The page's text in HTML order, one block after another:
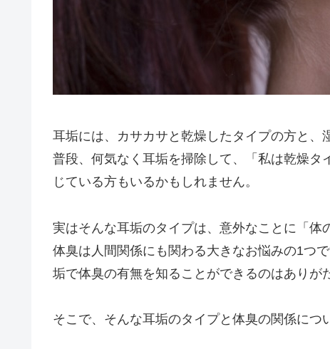
耳垢には、カサカサと乾燥したタイプの方と、
普段、何気なく耳垢を掃除して、「私は乾燥
じている方もいるかもしれません。
実はそんな耳垢のタイプは、意外なことに「体
体臭は人間関係にも関わる大きなお悩みの1つ
垢で体臭の有無を知ることができるのはありが
そこで、そんな耳垢のタイプと体臭の関係につ